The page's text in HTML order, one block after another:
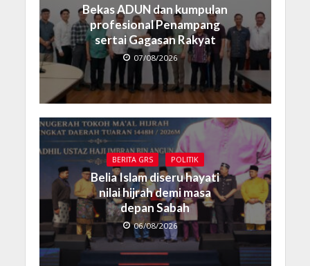
Bekas ADUN dan kumpulan
profesional Penampang
sertai Gagasan Rakyat
07/08/2026
BERITA GRS POLITIK
Belia Islam diseru hayati
nilai hijrah demi masa
depan Sabah
06/08/2026